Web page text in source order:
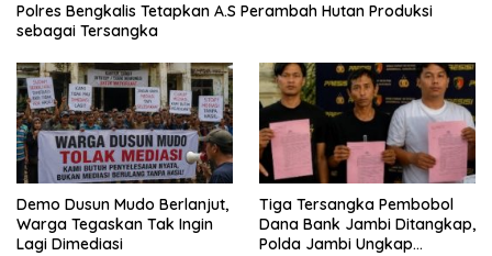
Polres Bengkalis Tetapkan A.S Perambah Hutan Produksi
sebagai Tersangka
Demo Dusun Mudo Berlanjut,
Warga Tegaskan Tak Ingin
Lagi Dimediasi
Tiga Tersangka Pembobol
Dana Bank Jambi Ditangkap,
Polda Jambi Ungkap